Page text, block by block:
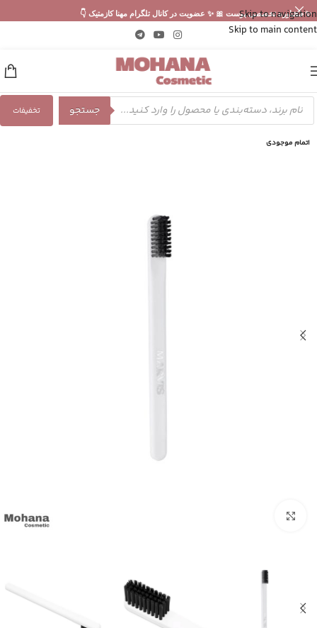
Skip to navigation
Skip to main content
✨ مشاوره تخصصی پوست 🎀 ✨ عضویت در کانال تلگرام مهنا کازمتیک 👇
جستجو تخفیفات
اتمام موجودی